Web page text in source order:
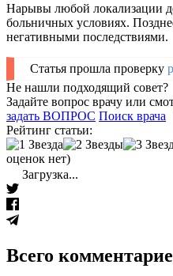
Нарывы любой локализации
больничных условиях.
негативными последствиями.
Статья прошла проверку
Не нашли подходящий совет?
Задайте вопрос врачу или
задать ВОПРОС Поиск врача
Рейтинг статьи:
оценок нет)
Загрузка...
Всего